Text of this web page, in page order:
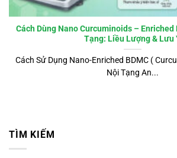
Cách Dùng Nano Curcuminoids – Enriched
Tạng: Liều Lượng & Lưu
Cách Sử Dụng Nano-Enriched BDMC (
Nội Tạng An...
TÌM KIẾM